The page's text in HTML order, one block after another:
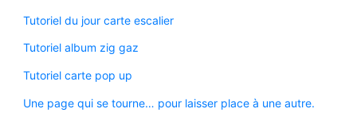
Tutoriel du jour carte escalier
Tutoriel album zig gaz
Tutoriel carte pop up
Une page qui se tourne… pour laisser place à une autre.